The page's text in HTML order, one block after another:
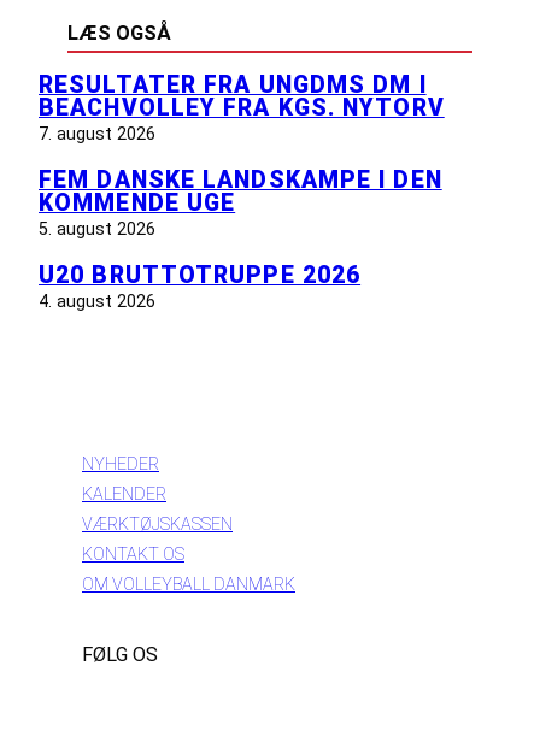
LÆS OGSÅ
RESULTATER FRA UNGDMS DM I
BEACHVOLLEY FRA KGS. NYTORV
7. august 2026
FEM DANSKE LANDSKAMPE I DEN
KOMMENDE UGE
5. august 2026
U20 BRUTTOTRUPPE 2026
4. august 2026
NYHEDER
KALENDER
VÆRKTØJSKASSEN
KONTAKT OS
OM VOLLEYBALL DANMARK
FØLG OS